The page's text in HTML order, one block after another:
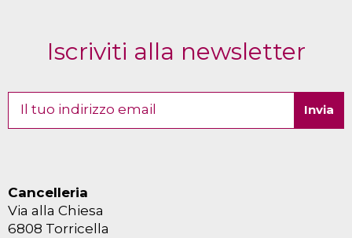
Iscriviti alla newsletter
Cancelleria
Via alla Chiesa
6808 Torricella